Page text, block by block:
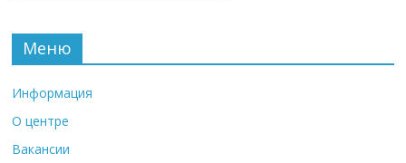
Меню
Информация
О центре
Вакансии